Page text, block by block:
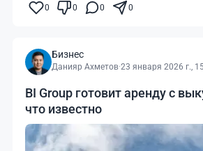
0 0 0 0
Бизнес
Данияр Ахметов·23 января 2026 г.,
BI Group готовит аренду с
что известно